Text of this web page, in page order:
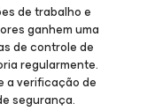
de trabalho e
ganhem uma
de controle de
regularmente.
a verificação de
segurança.